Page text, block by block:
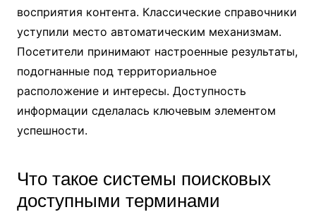
восприятия контента. Классические справочники
уступили место автоматическим механизмам.
Посетители принимают настроенные результаты,
подогнанные под территориальное
расположение и интересы. Доступность
информации сделалась ключевым элементом
успешности.
Что такое системы поисковых
доступными терминами